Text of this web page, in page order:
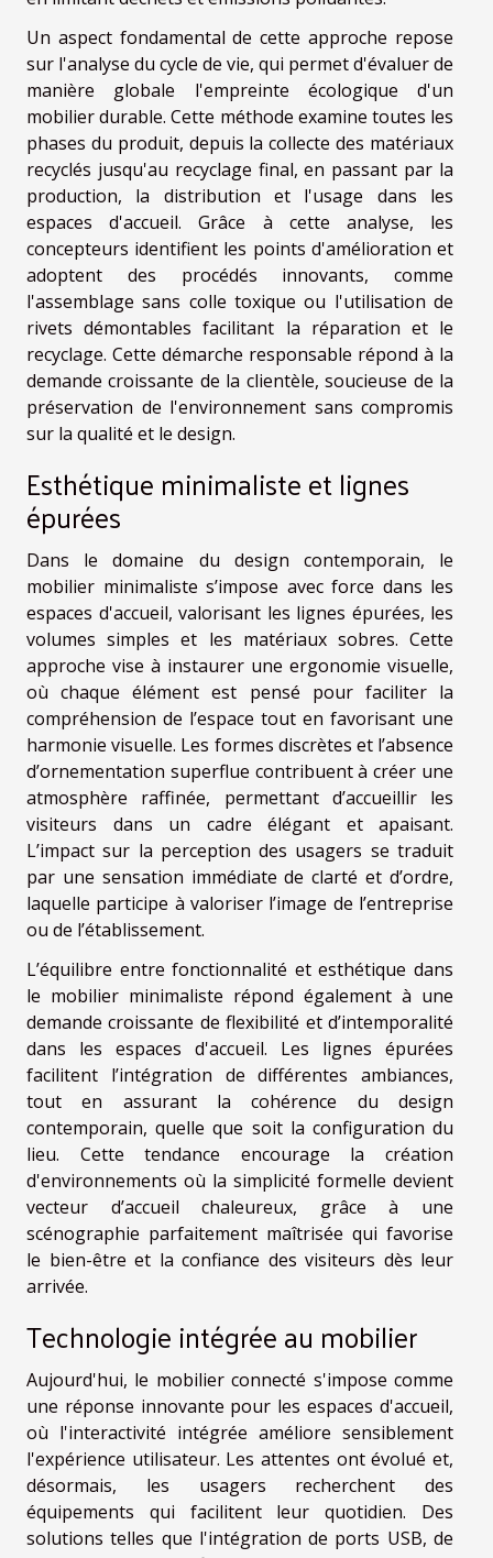
Un aspect fondamental de cette approche repose
sur l'analyse du cycle de vie, qui permet d'évaluer de
manière globale l'empreinte écologique d'un
mobilier durable. Cette méthode examine toutes les
phases du produit, depuis la collecte des matériaux
recyclés jusqu'au recyclage final, en passant par la
production, la distribution et l'usage dans les
espaces d'accueil. Grâce à cette analyse, les
concepteurs identifient les points d'amélioration et
adoptent des procédés innovants, comme
l'assemblage sans colle toxique ou l'utilisation de
rivets démontables facilitant la réparation et le
recyclage. Cette démarche responsable répond à la
demande croissante de la clientèle, soucieuse de la
préservation de l'environnement sans compromis
sur la qualité et le design.
Esthétique minimaliste et lignes
épurées
Dans le domaine du design contemporain, le
mobilier minimaliste s’impose avec force dans les
espaces d'accueil, valorisant les lignes épurées, les
volumes simples et les matériaux sobres. Cette
approche vise à instaurer une ergonomie visuelle,
où chaque élément est pensé pour faciliter la
compréhension de l’espace tout en favorisant une
harmonie visuelle. Les formes discrètes et l’absence
d’ornementation superflue contribuent à créer une
atmosphère raffinée, permettant d’accueillir les
visiteurs dans un cadre élégant et apaisant.
L’impact sur la perception des usagers se traduit
par une sensation immédiate de clarté et d’ordre,
laquelle participe à valoriser l’image de l’entreprise
ou de l’établissement.
L’équilibre entre fonctionnalité et esthétique dans
le mobilier minimaliste répond également à une
demande croissante de flexibilité et d’intemporalité
dans les espaces d'accueil. Les lignes épurées
facilitent l’intégration de différentes ambiances,
tout en assurant la cohérence du design
contemporain, quelle que soit la configuration du
lieu. Cette tendance encourage la création
d'environnements où la simplicité formelle devient
vecteur d’accueil chaleureux, grâce à une
scénographie parfaitement maîtrisée qui favorise
le bien-être et la confiance des visiteurs dès leur
arrivée.
Technologie intégrée au mobilier
Aujourd'hui, le mobilier connecté s'impose comme
une réponse innovante pour les espaces d'accueil,
où l'interactivité intégrée améliore sensiblement
l'expérience utilisateur. Les attentes ont évolué et,
désormais, les usagers recherchent des
équipements qui facilitent leur quotidien. Des
solutions telles que l'intégration de ports USB, de